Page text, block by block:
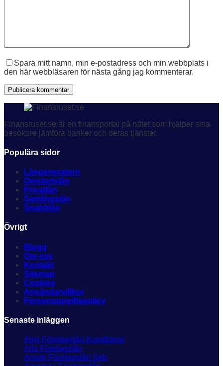
Spara mitt namn, min e-postadress och min webbplats i
den här webbläsaren för nästa gång jag kommenterar.
Publicera kommentar
Finansruset.se är en finansportal på nätet som hjälper sina
besökare jämföra banker och deras tjänster.
Populära sidor
Långeneratorn
Omstartslån
Privatlån
Samlingslån
Snabblån
Övrigt
Blogg
Om oss
Kontakt
Sitemap
Cookies
Användarvillkor
Personuppgiftspolicy
Senaste inläggen
Almi Företagslån Kundtjänst
Alla Företagslån
Ansök Företagslån Seb